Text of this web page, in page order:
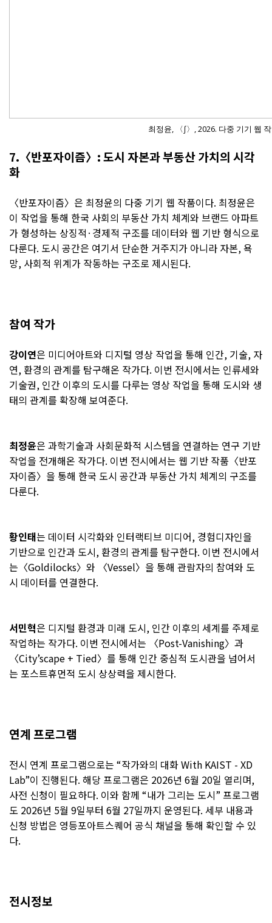
최정윤, 〈∫〉, 2026. 다중 기기 웹
7.〈반포자이즘〉: 도시 자본과 부동산 가치의 시각
화
〈반포자이즘〉은 최정윤의 다중 기기 웹 작품이다. 최정윤은
이 작업을 통해 한국 사회의 부동산 가치 체계와 브랜드 아파트
가 형성하는 상징적·경제적 구조를 데이터와 웹 기반 형식으로
다룬다. 도시 공간은 여기서 단순한 거주지가 아니라 자본, 욕
망, 사회적 위계가 작동하는 구조로 제시된다.
참여 작가
강이연은 미디어아트와 디지털 영상 작업을 통해 인간, 기술, 자
연, 환경의 관계를 탐구해온 작가다. 이번 전시에서는 인류세와
기술권, 인간 이후의 도시를 다루는 영상 작업을 통해 도시와 생
태의 관계를 확장해 보여준다.
최정윤은 과학기술과 사회문화적 시스템을 연결하는 연구 기반
작업을 전개해온 작가다. 이번 전시에서는 웹 기반 작품〈반포
자이즘〉을 통해 한국 도시 공간과 부동산 가치 체계의 구조를
다룬다.
황인태는 데이터 시각화와 인터랙티브 미디어, 경험디자인을
기반으로 인간과 도시, 환경의 관계를 탐구한다. 이번 전시에서
는〈Goldilocks〉와 〈Vessel〉을 통해 관람자의 참여와 도
시 데이터를 연결한다.
서민혁은 디지털 환경과 미래 도시, 인간 이후의 세계를 주제로
작업하는 작가다. 이번 전시에서는 〈Post-Vanishing〉과
〈City’scape + Tied〉를 통해 인간 중심적 도시관을 넘어서
는 포스트휴먼적 도시 상상력을 제시한다.
연계 프로그램
전시 연계 프로그램으로는 “작가와의 대화 With KAIST - XD
Lab”이 진행된다. 해당 프로그램은 2026년 6월 20일 열리며,
사전 신청이 필요하다. 이와 함께 “내가 그리는 도시” 프로그램
도 2026년 5월 9일부터 6월 27일까지 운영된다. 세부 내용과
신청 방법은 영등포아트스퀘어 공식 채널을 통해 확인할 수 있
다.
전시정보